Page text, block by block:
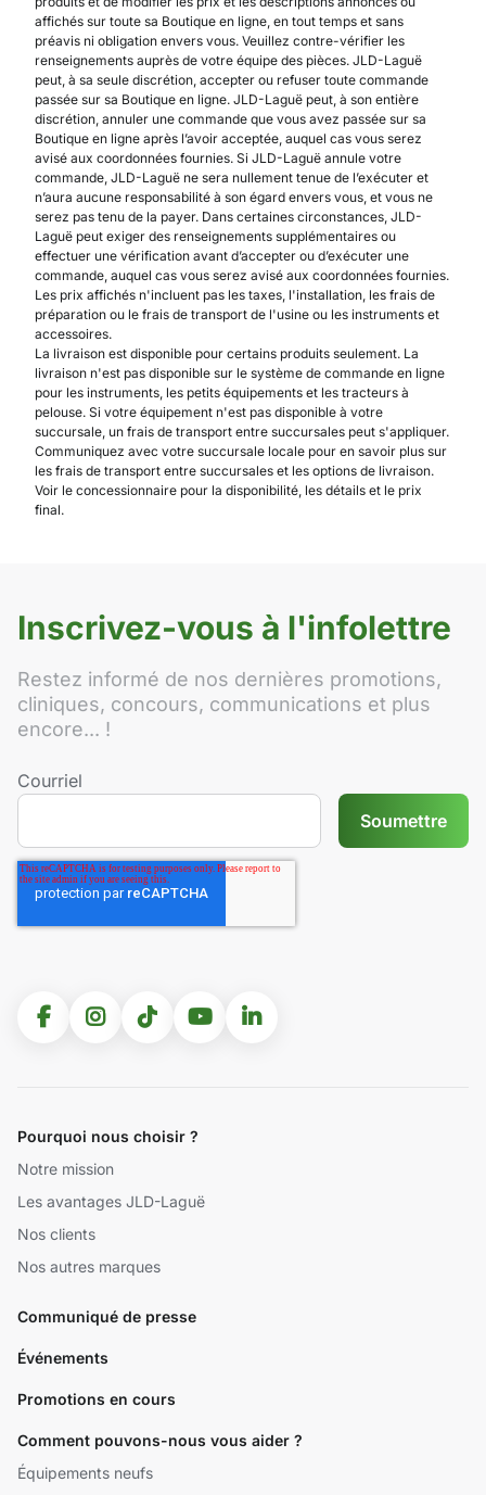
affichés sur toute sa Boutique en ligne, en tout temps et sans
préavis ni obligation envers vous. Veuillez contre-vérifier les
renseignements auprès de votre équipe des pièces. JLD-Laguë
peut, à sa seule discrétion, accepter ou refuser toute commande
passée sur sa Boutique en ligne. JLD-Laguë peut, à son entière
discrétion, annuler une commande que vous avez passée sur sa
Boutique en ligne après l’avoir acceptée, auquel cas vous serez
avisé aux coordonnées fournies. Si JLD-Laguë annule votre
commande, JLD-Laguë ne sera nullement tenue de l’exécuter et
n’aura aucune responsabilité à son égard envers vous, et vous ne
serez pas tenu de la payer. Dans certaines circonstances, JLD-
Laguë peut exiger des renseignements supplémentaires ou
effectuer une vérification avant d’accepter ou d’exécuter une
commande, auquel cas vous serez avisé aux coordonnées fournies.
Les prix affichés n'incluent pas les taxes, l'installation, les frais de
préparation ou le frais de transport de l'usine ou les instruments et
accessoires.
La livraison est disponible pour certains produits seulement. La
livraison n'est pas disponible sur le système de commande en ligne
pour les instruments, les petits équipements et les tracteurs à
pelouse. Si votre équipement n'est pas disponible à votre
succursale, un frais de transport entre succursales peut s'appliquer.
Communiquez avec votre succursale locale pour en savoir plus sur
les frais de transport entre succursales et les options de livraison.
Voir le concessionnaire pour la disponibilité, les détails et le prix
final.
Inscrivez-vous à l'infolettre
Restez informé de nos dernières promotions,
cliniques, concours, communications et plus
encore... !
Courriel
Pourquoi nous choisir ?
Notre mission
Les avantages JLD-Laguë
Nos clients
Nos autres marques
Communiqué de presse
Événements
Promotions en cours
Comment pouvons-nous vous aider ?
Équipements neufs